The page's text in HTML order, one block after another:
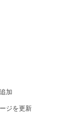
加
ジを更新